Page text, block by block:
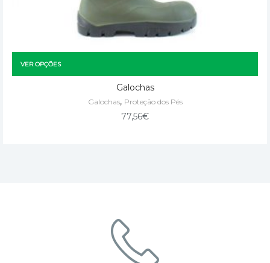
VER OPÇÕES
Galochas
Galochas, Proteção dos Pés
77,56€